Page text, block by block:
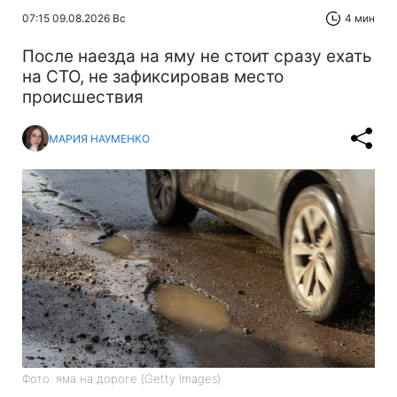
07:15 09.08.2026 Вс 4 мин
После наезда на яму не стоит сразу ехать
на СТО, не зафиксировав место
происшествия
МАРИЯ НАУМЕНКО
Фото: яма на дороге (Getty Images)